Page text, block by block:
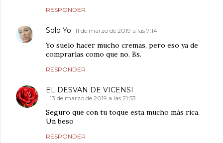
RESPONDER
Solo Yo 11 de marzo de 2019 a las 7:14
Yo suelo hacer mucho cremas, pero eso ya de
comprarlas como que no. Bs.
RESPONDER
EL DESVAN DE VICENSI
13 de marzo de 2019 a las 21:53
Seguro que con tu toque esta mucho más rica.
Un beso
RESPONDER